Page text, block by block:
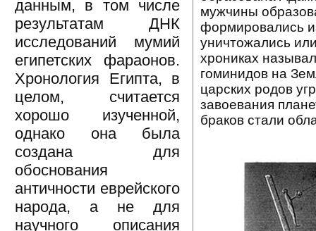
данным, в том числе
результатам ДНК
исследований мумий
египетских фараонов.
Хронология Египта, в
целом, считается
хорошо изученной,
однако она была
создана для
обоснования
античности еврейского
народа, а не для
научного описания
мужчины
формировались
уничтожались
хрониках
гоминидов на
царских родов
завоевания
браков стали